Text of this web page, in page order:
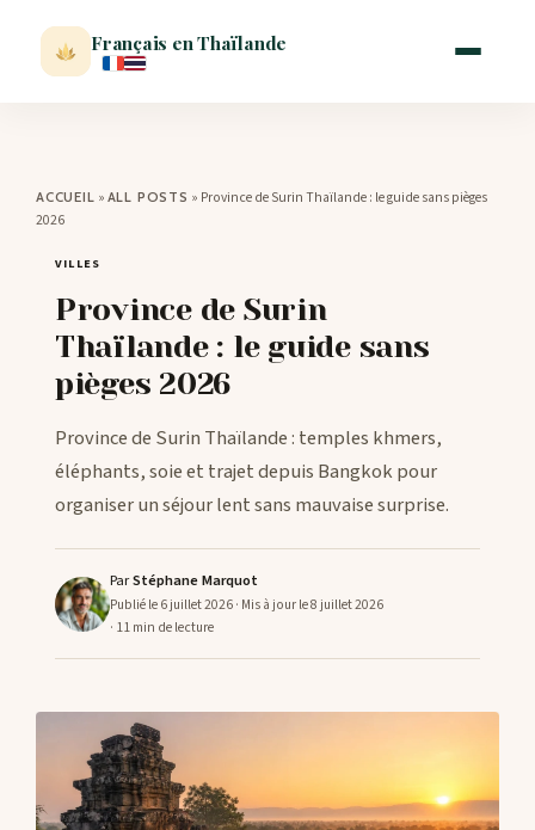
Français en Thaïlande
VISITER
MÉTÉO
CONTACTS
ACCUEIL » ALL POSTS » Province de Surin Thaïlande : le guide sans pièges
2026
VILLES
Province de Surin
Thaïlande : le guide sans
pièges 2026
Province de Surin Thaïlande : temples khmers,
éléphants, soie et trajet depuis Bangkok pour
organiser un séjour lent sans mauvaise surprise.
ParStéphane Marquot
Publié le 6 juillet 2026· Mis à jour le 8 juillet 2026
· 11 min de lecture